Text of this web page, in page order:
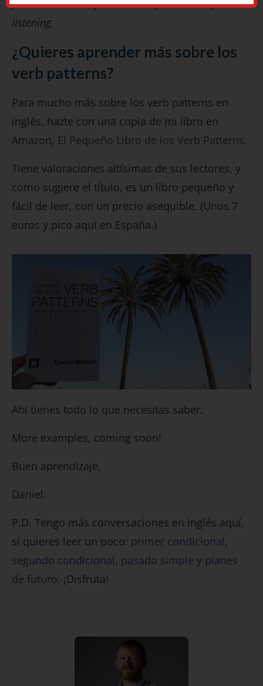
you can’t do that, you need to spend a lot of time
listening.
¿Quieres aprender más sobre los
verb patterns?
Para mucho más sobre los verb patterns en
inglés, hazte con una copia de mi libro en
Amazon, El Pequeño Libro de los Verb Patterns.
Tiene valoraciones altísimas de sus lectores, y
como sugiere el título, es un libro pequeño y
fácil de leer, con un precio asequible. (Unos 7
euros y pico aquí en España.)
Ahí tienes todo lo que necesitas saber.
More examples, coming soon!
Buen aprendizaje,
Daniel.
P.D. Tengo más conversaciones en inglés aquí,
si quieres leer un poco: primer condicional,
segundo condicional, pasado simple y planes
de futuro. ¡Disfruta!